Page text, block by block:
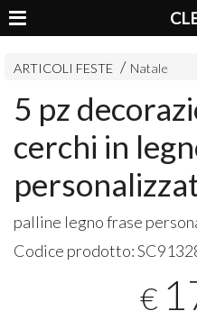
ARTICOLI FESTE Natale
5 pz
cerchi in
palline legno frase
Codice prodotto:
€